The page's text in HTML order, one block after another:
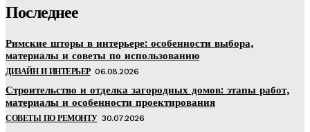
Последнее
Римские шторы в интерьере: особенности выбора,
материалы и советы по использованию
ДИЗАЙН И ИНТЕРЬЕР 06.08.2026
Строительство и отделка загородных домов: этапы работ,
материалы и особенности проектирования
СОВЕТЫ ПО РЕМОНТУ 30.07.2026